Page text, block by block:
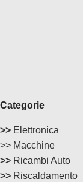
Categorie
>> Elettronica
>> Macchine
>> Ricambi Auto
>> Riscaldamento